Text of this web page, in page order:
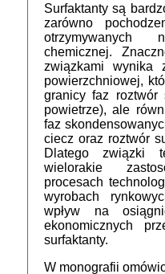
Surfaktanty są
zarówno
chemicznej.
związkami wynika
powierzchniowej,
granicy faz roztwór
powietrze), ale
faz
ciecz oraz roztwór
Dlatego związki
wielorakie
procesach
wyrobach
wpływ na
ekonomicznych
surfaktanty.
W monografii